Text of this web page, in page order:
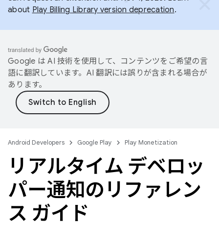
about Play Billing Library version deprecation.
Google は AI 技術を使用して、コンテンツをご希望の言
語に翻訳しています。AI 翻訳には誤りが含まれる場合が
あります。
Android Developers Google Play Play Monetization
リアルタイム デベロッ
パー通知のリファレン
ス ガイド